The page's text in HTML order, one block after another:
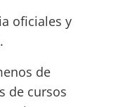
oficiales y
de
de cursos